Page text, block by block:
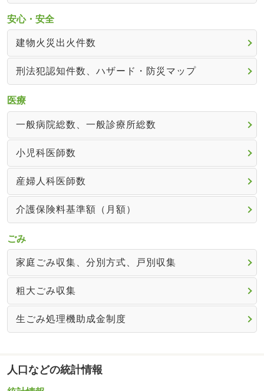
安心・安全
建物火災出火件数
刑法犯認知件数、ハザード・防災マップ
医療
一般病院総数、一般診療所総数
小児科医師数
産婦人科医師数
介護保険料基準額（月額）
ごみ
家庭ごみ収集、分別方式、戸別収集
粗大ごみ収集
生ごみ処理機助成金制度
人口などの統計情報